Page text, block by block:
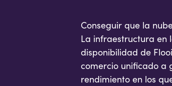
Conseguir que la
La infraestructura en
disponibilidad de
comercio unificado a
rendimiento en los